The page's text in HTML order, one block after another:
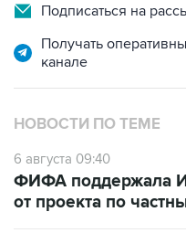
Подписаться на
Получать
канале
НОВОСТИ ПО ТЕМЕ
6 августа 09:40
ФИФА поддержала
от проекта по